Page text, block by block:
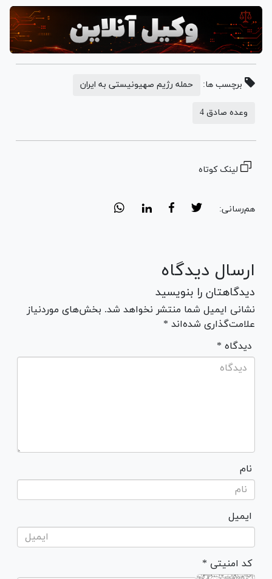
برچسب ها: حمله رژیم صهیونیستی به ایران
وعده صادق 4
لینک کوتاه
هم‌رسانی:
ارسال دیدگاه
دیدگاهتان را بنویسید
نشانی ایمیل شما منتشر نخواهد شد. بخش‌های موردنیاز
علامت‌گذاری شده‌اند *
* دیدگاه
نام
ایمیل
* کد امنیتی